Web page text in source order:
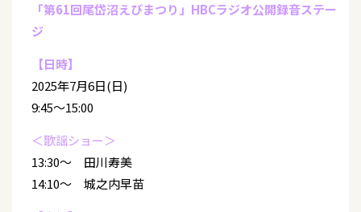
「第61回尾岱沼えびまつり」HBCラジオ公開録音ステー
ジ
【日時】
2025年7月6日(日)
9:45～15:00
＜歌謡ショー＞
13:30～ 田川寿美
14:10～ 城之内早苗